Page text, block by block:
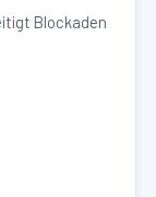
Blockaden